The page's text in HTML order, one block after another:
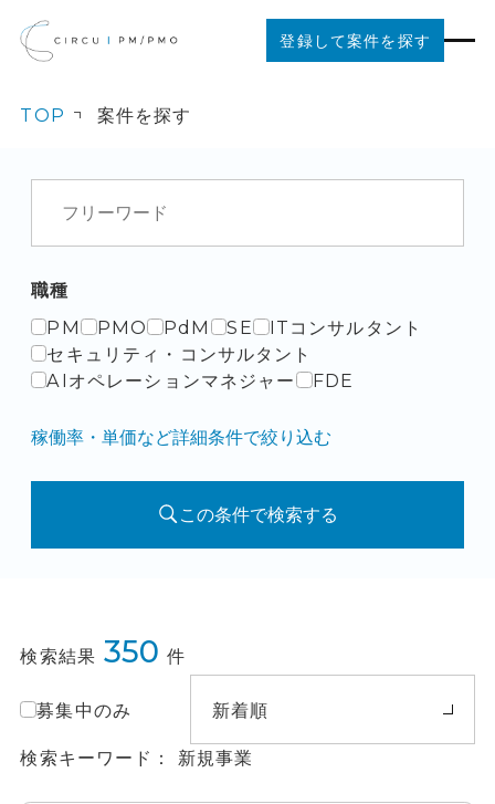
登録して案件を探す
ご利用の流れ
お役立ちコンテンツ
法人の方はこちら
TOP 案件を探す
職種
PM
PMO PdM SE
ITコンサルタント
セキュリティ・コンサルタント
AIオペレーションマネジャー
FDE
稼働率・単価など詳細条件で絞り込む
この条件で検索する
検索結果 350 件
募集中のみ 新着順
検索キーワード 新規事業